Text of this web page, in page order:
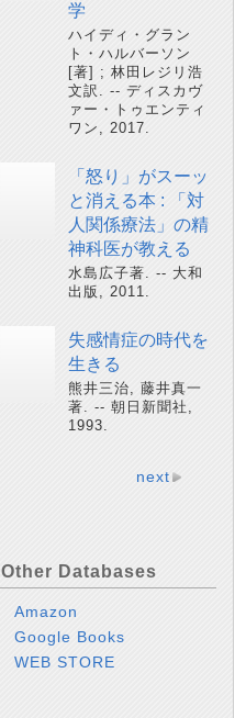
学
ハイディ・グラン
ト・ハルバーソン
[著] ; 林田レジリ浩
文訳. -- ディスカヴ
ァー・トゥエンティ
ワン, 2017.
「怒り」がスーッ
と消える本 : 「対
人関係療法」の精
神科医が教える
水島広子著. -- 大和
出版, 2011.
失感情症の時代を
生きる
熊井三治, 藤井真一
著. -- 朝日新聞社,
1993.
next
Other Databases
Amazon
Google Books
WEB STORE